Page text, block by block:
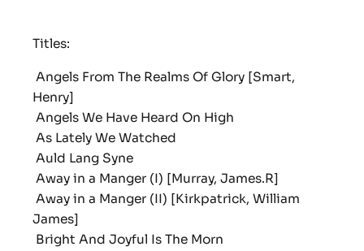
Titles:
Angels From The Realms Of Glory [Smart,
Henry]
Angels We Have Heard On High
As Lately We Watched
Auld Lang Syne
Away in a Manger (I) [Murray, James.R]
Away in a Manger (II) [Kirkpatrick, William
James]
Bright And Joyful Is The Morn